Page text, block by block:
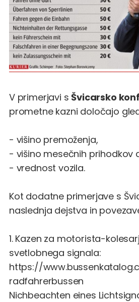
V primerjavi sŠvicarsko
prometne kazni določajo
- višino premoženja,
- višino mesečnih prihodkov
- vrednost vozila.
Kot dodatne primerjave s
naslednja dejstva in
1. Kazen za motorista-
svetlobnega signala:
https://
radfahrerbussen
Nichbeachten eines